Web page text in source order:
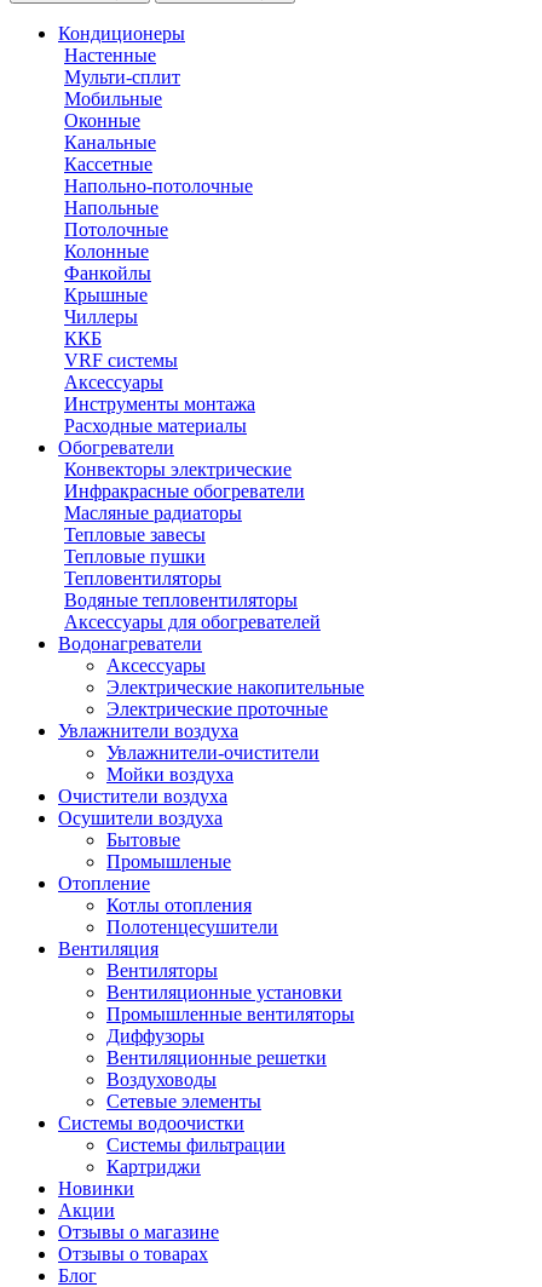
Кондиционеры
Настенные
Мульти-сплит
Мобильные
Оконные
Канальные
Кассетные
Напольно-потолочные
Напольные
Потолочные
Колонные
Фанкойлы
Крышные
Чиллеры
ККБ
VRF системы
Аксессуары
Инструменты монтажа
Расходные материалы
Обогреватели
Конвекторы электрические
Инфракрасные обогреватели
Масляные радиаторы
Тепловые завесы
Тепловые пушки
Тепловентиляторы
Водяные тепловентиляторы
Аксессуары для обогревателей
Водонагреватели
Аксессуары
Электрические накопительные
Электрические проточные
Увлажнители воздуха
Увлажнители-очистители
Мойки воздуха
Очистители воздуха
Осушители воздуха
Бытовые
Промышленые
Отопление
Котлы отопления
Полотенцесушители
Вентиляция
Вентиляторы
Вентиляционные установки
Промышленные вентиляторы
Диффузоры
Вентиляционные решетки
Воздуховоды
Сетевые элементы
Системы водоочистки
Системы фильтрации
Картриджи
Новинки
Акции
Отзывы о магазине
Отзывы о товарах
Блог